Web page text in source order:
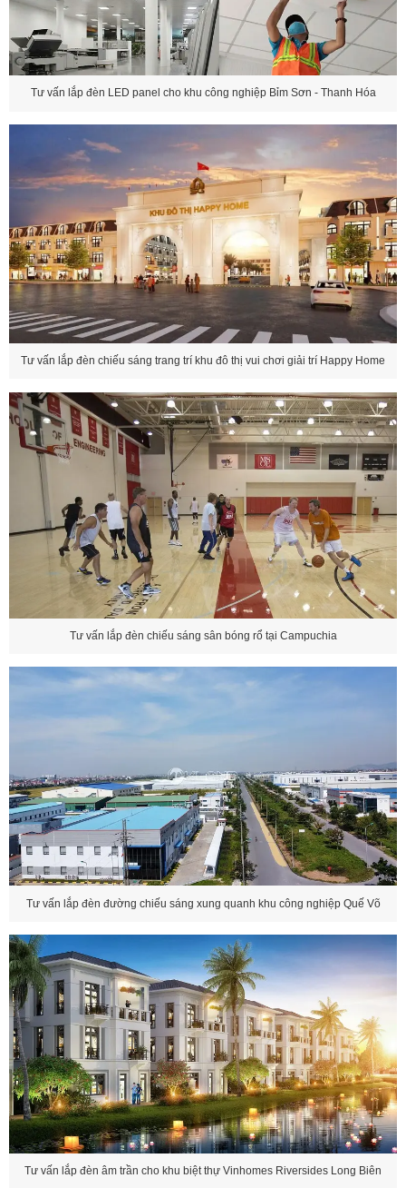
Tư vấn lắp đèn LED panel cho khu công nghiệp Bỉm Sơn - Thanh Hóa
Tư vấn lắp đèn chiếu sáng trang trí khu đô thị vui chơi giải trí Happy Home
Tư vấn lắp đèn chiếu sáng sân bóng rổ tại Campuchia
Tư vấn lắp đèn đường chiếu sáng xung quanh khu công nghiệp Quế Võ
Tư vấn lắp đèn âm trần cho khu biệt thự Vinhomes Riversides Long Biên